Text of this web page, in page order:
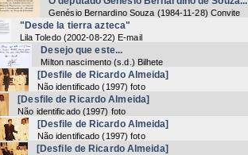
Genésio Bernardino Souza (1984-11-28) Convite
"Desde la tierra azteca"
Lila Toledo (2002-08-22) E-mail
Desejo que este...
Milton nascimento (s.d. ) Bilhete
[Desfile de Ricardo Almeida]
Não identificado (1997) foto
[Desfile de Ricardo Almeida]
Não identificado (1997) foto
[Desfile de Ricardo Almeida]
Não identificado (1997) foto
[Desfile de Ricardo Almeida]